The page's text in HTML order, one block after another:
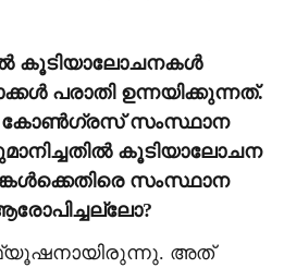
കൂടിയാലോചനകള്‍
പരാതി ഉന്നയിക്കുന്നത്.
കോണ്‍ഗ്രസ് സംസ്ഥാന
കൂടിയാലോചന
സംസ്ഥാന
അത്